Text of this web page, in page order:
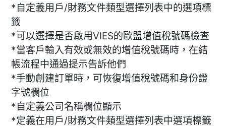
*自定義用戶/財務文件類型選擇列表中的選項標
籤
*可以選擇是否啟用VIES的歐盟增值稅號碼檢查
*當客戶輸入有效或無效的增值稅號碼時，在結
帳流程中通過提示告訴他們
*手動創建訂單時，可恢復增值稅號碼和身份證
字號欄位
*自定義公司名稱欄位顯示
*定義在用戶/財務文件類型選擇列表中選項標籤